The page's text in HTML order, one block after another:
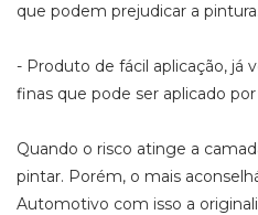
que podem prejudicar a pintura.
- Produto de fácil aplicação, já
finas que pode ser aplicado
Quando o risco atinge a
pintar. Porém, o mais
Automotivo com isso a